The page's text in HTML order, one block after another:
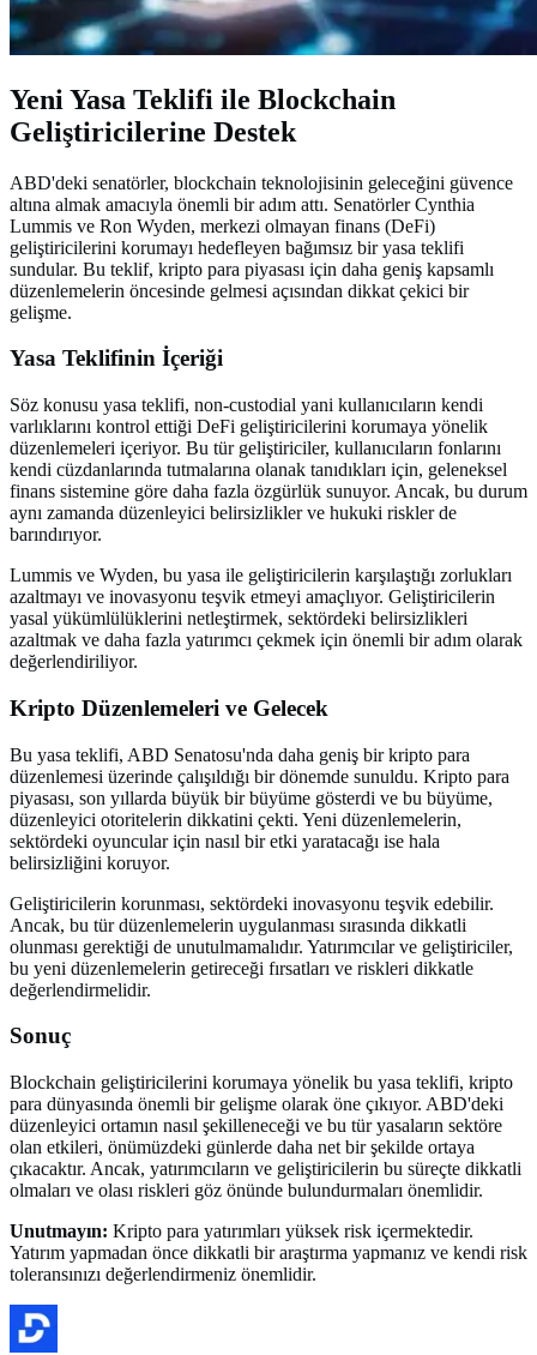
Yeni Yasa Teklifi ile Blockchain
Geliştiricilerine Destek
ABD'deki senatörler, blockchain teknolojisinin geleceğini güvence
altına almak amacıyla önemli bir adım attı. Senatörler Cynthia
Lummis ve Ron Wyden, merkezi olmayan finans (DeFi)
geliştiricilerini korumayı hedefleyen bağımsız bir yasa teklifi
sundular. Bu teklif, kripto para piyasası için daha geniş kapsamlı
düzenlemelerin öncesinde gelmesi açısından dikkat çekici bir
gelişme.
Yasa Teklifinin İçeriği
Söz konusu yasa teklifi, non-custodial yani kullanıcıların kendi
varlıklarını kontrol ettiği DeFi geliştiricilerini korumaya yönelik
düzenlemeleri içeriyor. Bu tür geliştiriciler, kullanıcıların fonlarını
kendi cüzdanlarında tutmalarına olanak tanıdıkları için, geleneksel
finans sistemine göre daha fazla özgürlük sunuyor. Ancak, bu durum
aynı zamanda düzenleyici belirsizlikler ve hukuki riskler de
barındırıyor.
Lummis ve Wyden, bu yasa ile geliştiricilerin karşılaştığı zorlukları
azaltmayı ve inovasyonu teşvik etmeyi amaçlıyor. Geliştiricilerin
yasal yükümlülüklerini netleştirmek, sektördeki belirsizlikleri
azaltmak ve daha fazla yatırımcı çekmek için önemli bir adım olarak
değerlendiriliyor.
Kripto Düzenlemeleri ve Gelecek
Bu yasa teklifi, ABD Senatosu'nda daha geniş bir kripto para
düzenlemesi üzerinde çalışıldığı bir dönemde sunuldu. Kripto para
piyasası, son yıllarda büyük bir büyüme gösterdi ve bu büyüme,
düzenleyici otoritelerin dikkatini çekti. Yeni düzenlemelerin,
sektördeki oyuncular için nasıl bir etki yaratacağı ise hala
belirsizliğini koruyor.
Geliştiricilerin korunması, sektördeki inovasyonu teşvik edebilir.
Ancak, bu tür düzenlemelerin uygulanması sırasında dikkatli
olunması gerektiği de unutulmamalıdır. Yatırımcılar ve geliştiriciler,
bu yeni düzenlemelerin getireceği fırsatları ve riskleri dikkatle
değerlendirmelidir.
Sonuç
Blockchain geliştiricilerini korumaya yönelik bu yasa teklifi, kripto
para dünyasında önemli bir gelişme olarak öne çıkıyor. ABD'deki
düzenleyici ortamın nasıl şekilleneceği ve bu tür yasaların sektöre
olan etkileri, önümüzdeki günlerde daha net bir şekilde ortaya
çıkacaktır. Ancak, yatırımcıların ve geliştiricilerin bu süreçte dikkatli
olmaları ve olası riskleri göz önünde bulundurmaları önemlidir.
Unutmayın: Kripto para yatırımları yüksek risk içermektedir.
Yatırım yapmadan önce dikkatli bir araştırma yapmanız ve kendi risk
toleransınızı değerlendirmeniz önemlidir.